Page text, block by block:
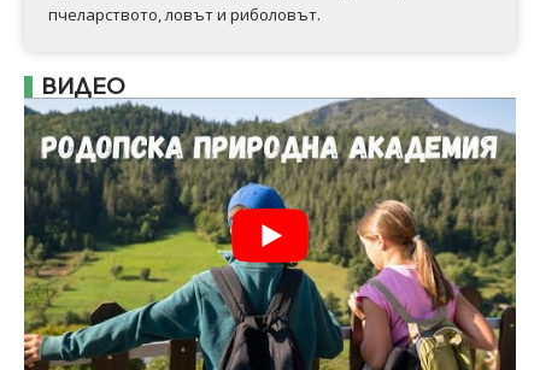
пчеларството, ловът и риболовът.
ВИДЕО